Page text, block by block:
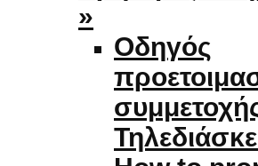
»
Οδηγός